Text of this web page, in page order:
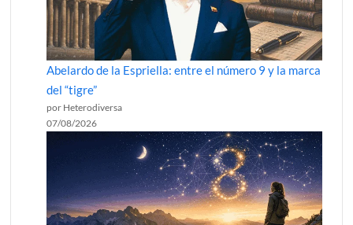
Abelardo de la Espriella: entre el número 9 y la marca
del “tigre”
por Heterodiversa
07/08/2026